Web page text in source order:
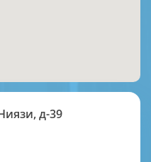
д-39